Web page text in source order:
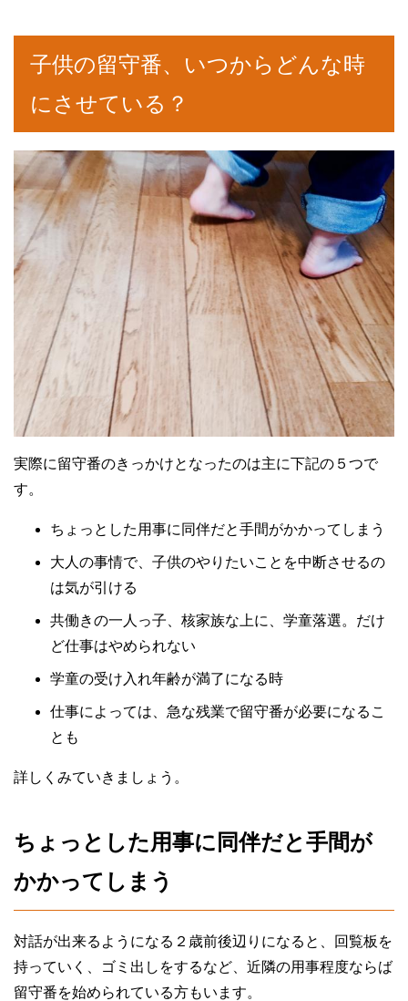
子供の留守番、いつからどんな時
にさせている？
実際に留守番のきっかけとなったのは主に下記の５つで
す。
ちょっとした用事に同伴だと手間がかかってしまう
大人の事情で、子供のやりたいことを中断させるの
は気が引ける
共働きの一人っ子、核家族な上に、学童落選。だけ
ど仕事はやめられない
学童の受け入れ年齢が満了になる時
仕事によっては、急な残業で留守番が必要になるこ
とも
詳しくみていきましょう。
ちょっとした用事に同伴だと手間が
かかってしまう
対話が出来るようになる２歳前後辺りになると、回覧板を
持っていく、ゴミ出しをするなど、近隣の用事程度ならば
留守番を始められている方もいます。